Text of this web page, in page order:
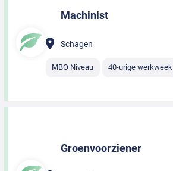
Machinist
Schagen
MBO Niveau 40-urige werkweek
Groenvoorziener